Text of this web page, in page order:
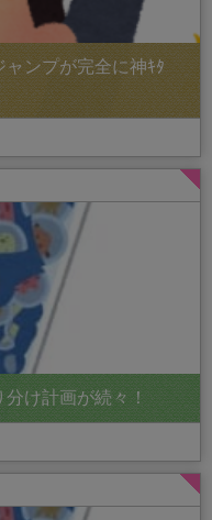
ンプが完全に神ｷﾀ
け計画が続々！